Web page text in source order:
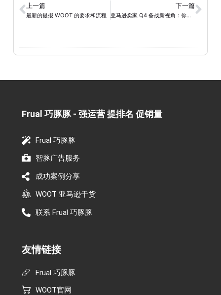
上一篇
最新的提报 WOOT 的要求和流程
下一篇
亚马逊卖家 Q4 备战新视角：你还在只押注黑五网一吗？
Frual 巧豚豚 - 强运营 提排名 促销量​
Frual 巧豚豚
智豚广告服务
成功案例分享
WOOT 亚马逊干货
联系 Frual 巧豚豚
友情链接
Frual 巧豚豚
WOOT官网